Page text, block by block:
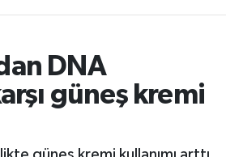
DNA
güneş kremi
MAGAZİN